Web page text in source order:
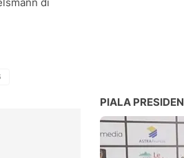
PIALA PRESIDEN